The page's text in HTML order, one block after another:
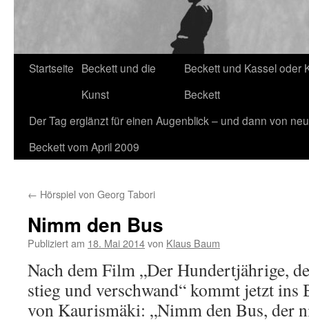
Zum
springen
Startseite Beckett und die
Kunst
Beckett und Kassel oder
Beckett
Der Tag erglänzt für einen Augenblick – und dann von
Beckett vom April 2009
← Hörspiel von Georg Tabori
Nimm den Bus
Publiziert am 18. Mai 2014von Klaus Baum
Nach dem Film „Der Hundertjährige,
stieg und verschwand“ kommt jetzt ins
von Kaurismäki: „Nimm den Bus, der